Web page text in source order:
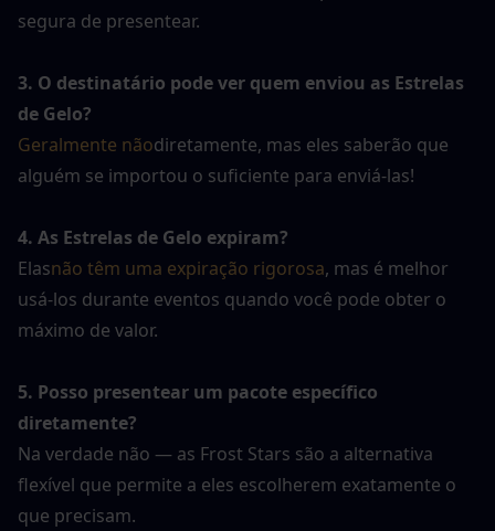
segura de presentear.
3. O destinatário pode ver quem enviou as Estrelas
de Gelo?
Geralmente nãodiretamente, mas eles saberão que
alguém se importou o suficiente para enviá-las!
4. As Estrelas de Gelo expiram?
Elasnão têm uma expiração rigorosa, mas é melhor
usá-los durante eventos quando você pode obter o
máximo de valor.
5. Posso presentear um pacote específico
diretamente?
Na verdade não — as Frost Stars são a alternativa
flexível que permite a eles escolherem exatamente o
que precisam.